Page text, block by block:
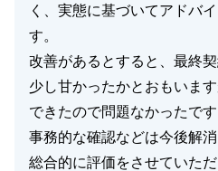
く、実態に基づいてアドバ
す。
改善があるとすると、最終
少し甘かったかとおもいま
できたので問題なかったです
事務的な確認などは今後解
総合的に評価をさせていただ